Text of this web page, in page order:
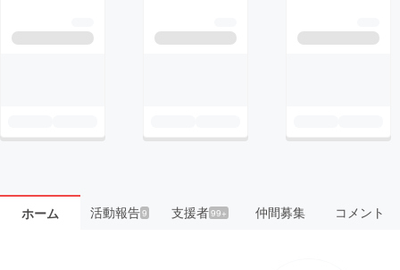
ホーム 活動報告9 支援者99+ 仲間募集 コメント